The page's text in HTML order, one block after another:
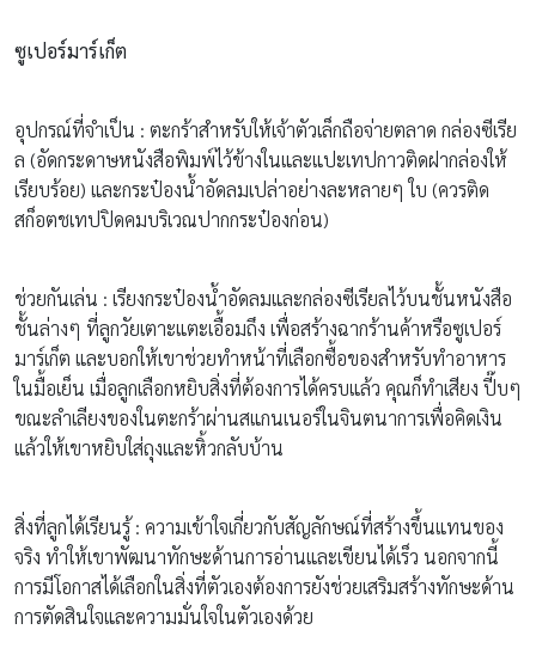
ซูเปอร์มาร์เก็ต
อุปกรณ์ที่จำเป็น : ตะกร้าสำหรับให้เจ้าตัวเล็กถือจ่ายตลาด กล่องซีเรีย
ล (อัดกระดาษหนังสือพิมพ์ไว้ข้างในและแปะเทปกาวติดฝากล่องให้
เรียบร้อย) และกระป๋องน้ำอัดลมเปล่าอย่างละหลายๆ ใบ (ควรติด
สก็อตชเทปปิดคมบริเวณปากกระป๋องก่อน)
ช่วยกันเล่น : เรียงกระป๋องน้ำอัดลมและกล่องซีเรียลไว้บนชั้นหนังสือ
ชั้นล่างๆ ที่ลูกวัยเตาะแตะเอื้อมถึง เพื่อสร้างฉากร้านค้าหรือซูเปอร์
มาร์เก็ต และบอกให้เขาช่วยทำหน้าที่เลือกซื้อของสำหรับทำอาหาร
ในมื้อเย็น เมื่อลูกเลือกหยิบสิ่งที่ต้องการได้ครบแล้ว คุณก็ทำเสียง ปี๊บๆ
ขณะลำเลียงของในตะกร้าผ่านสแกนเนอร์ในจินตนาการเพื่อคิดเงิน
แล้วให้เขาหยิบใส่ถุงและหิ้วกลับบ้าน
สิ่งที่ลูกได้เรียนรู้ : ความเข้าใจเกี่ยวกับสัญลักษณ์ที่สร้างขึ้นแทนของ
จริง ทำให้เขาพัฒนาทักษะด้านการอ่านและเขียนได้เร็ว นอกจากนี้
การมีโอกาสได้เลือกในสิ่งที่ตัวเองต้องการยังช่วยเสริมสร้างทักษะด้าน
การตัดสินใจและความมั่นใจในตัวเองด้วย